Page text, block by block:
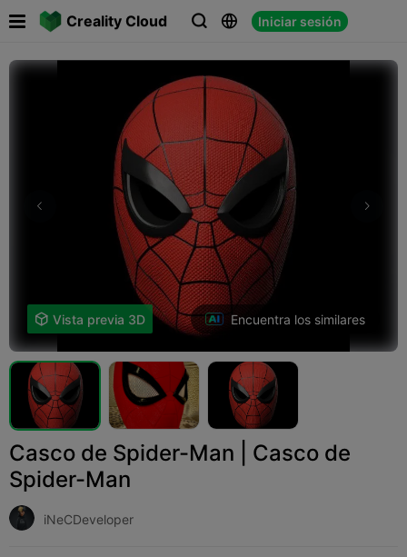
Creality Cloud   Iniciar sesión
 
 Vista previa 3D Encuentra los similares
Casco de Spider-Man | Casco de
Spider-Man
iNeCDeveloper